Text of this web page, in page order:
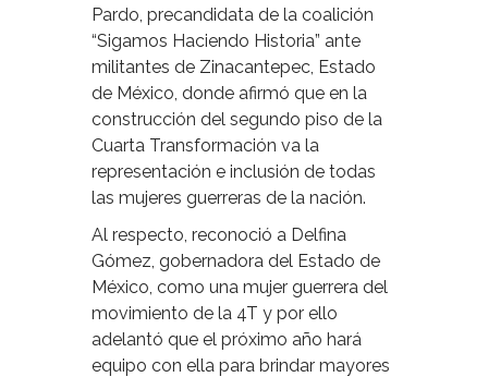
Pardo, precandidata de la coalición
“Sigamos Haciendo Historia” ante
militantes de Zinacantepec, Estado
de México, donde afirmó que en la
construcción del segundo piso de la
Cuarta Transformación va la
representación e inclusión de todas
las mujeres guerreras de la nación.
Al respecto, reconoció a Delfina
Gómez, gobernadora del Estado de
México, como una mujer guerrera del
movimiento de la 4T y por ello
adelantó que el próximo año hará
equipo con ella para brindar mayores